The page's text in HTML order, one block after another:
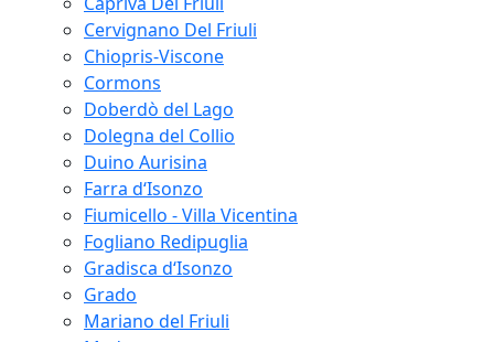
Cervignano Del Friuli
Chiopris-Viscone
Cormons
Doberdò del Lago
Dolegna del Collio
Duino Aurisina
Farra d‘Isonzo
Fiumicello - Villa Vicentina
Fogliano Redipuglia
Gradisca d‘Isonzo
Grado
Mariano del Friuli